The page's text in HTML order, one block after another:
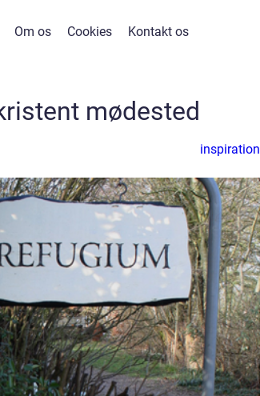
Om os Cookies Kontakt os
mødested
inspiration